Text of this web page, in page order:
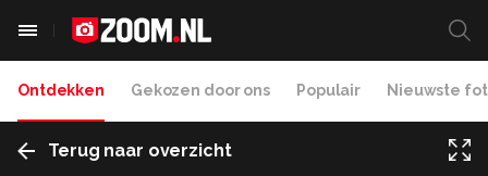
Ontdekken Gekozen door ons Populair Nieuwste
Terug naar overzicht